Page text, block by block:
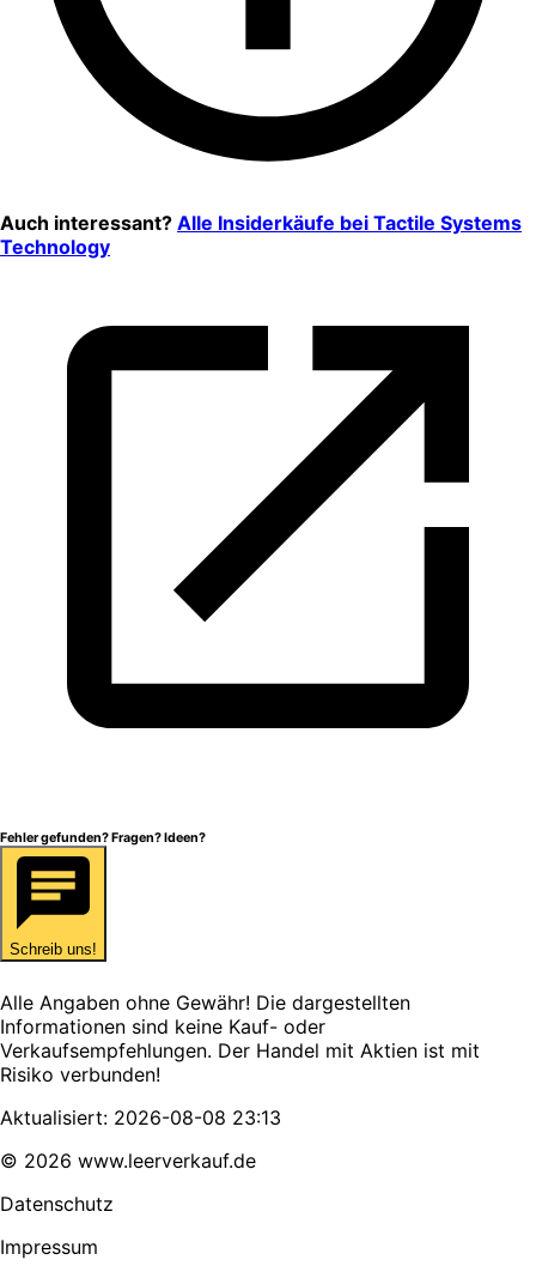
Auch interessant? Alle Insiderkäufe bei Tactile Systems
Technology
Fehler gefunden? Fragen? Ideen?
Schreib uns!
Alle Angaben ohne Gewähr! Die dargestellten
Informationen sind keine Kauf- oder
Verkaufsempfehlungen. Der Handel mit Aktien ist mit
Risiko verbunden!
Aktualisiert: 2026-08-08 23:13
© 2026 www.leerverkauf.de
Datenschutz
Impressum